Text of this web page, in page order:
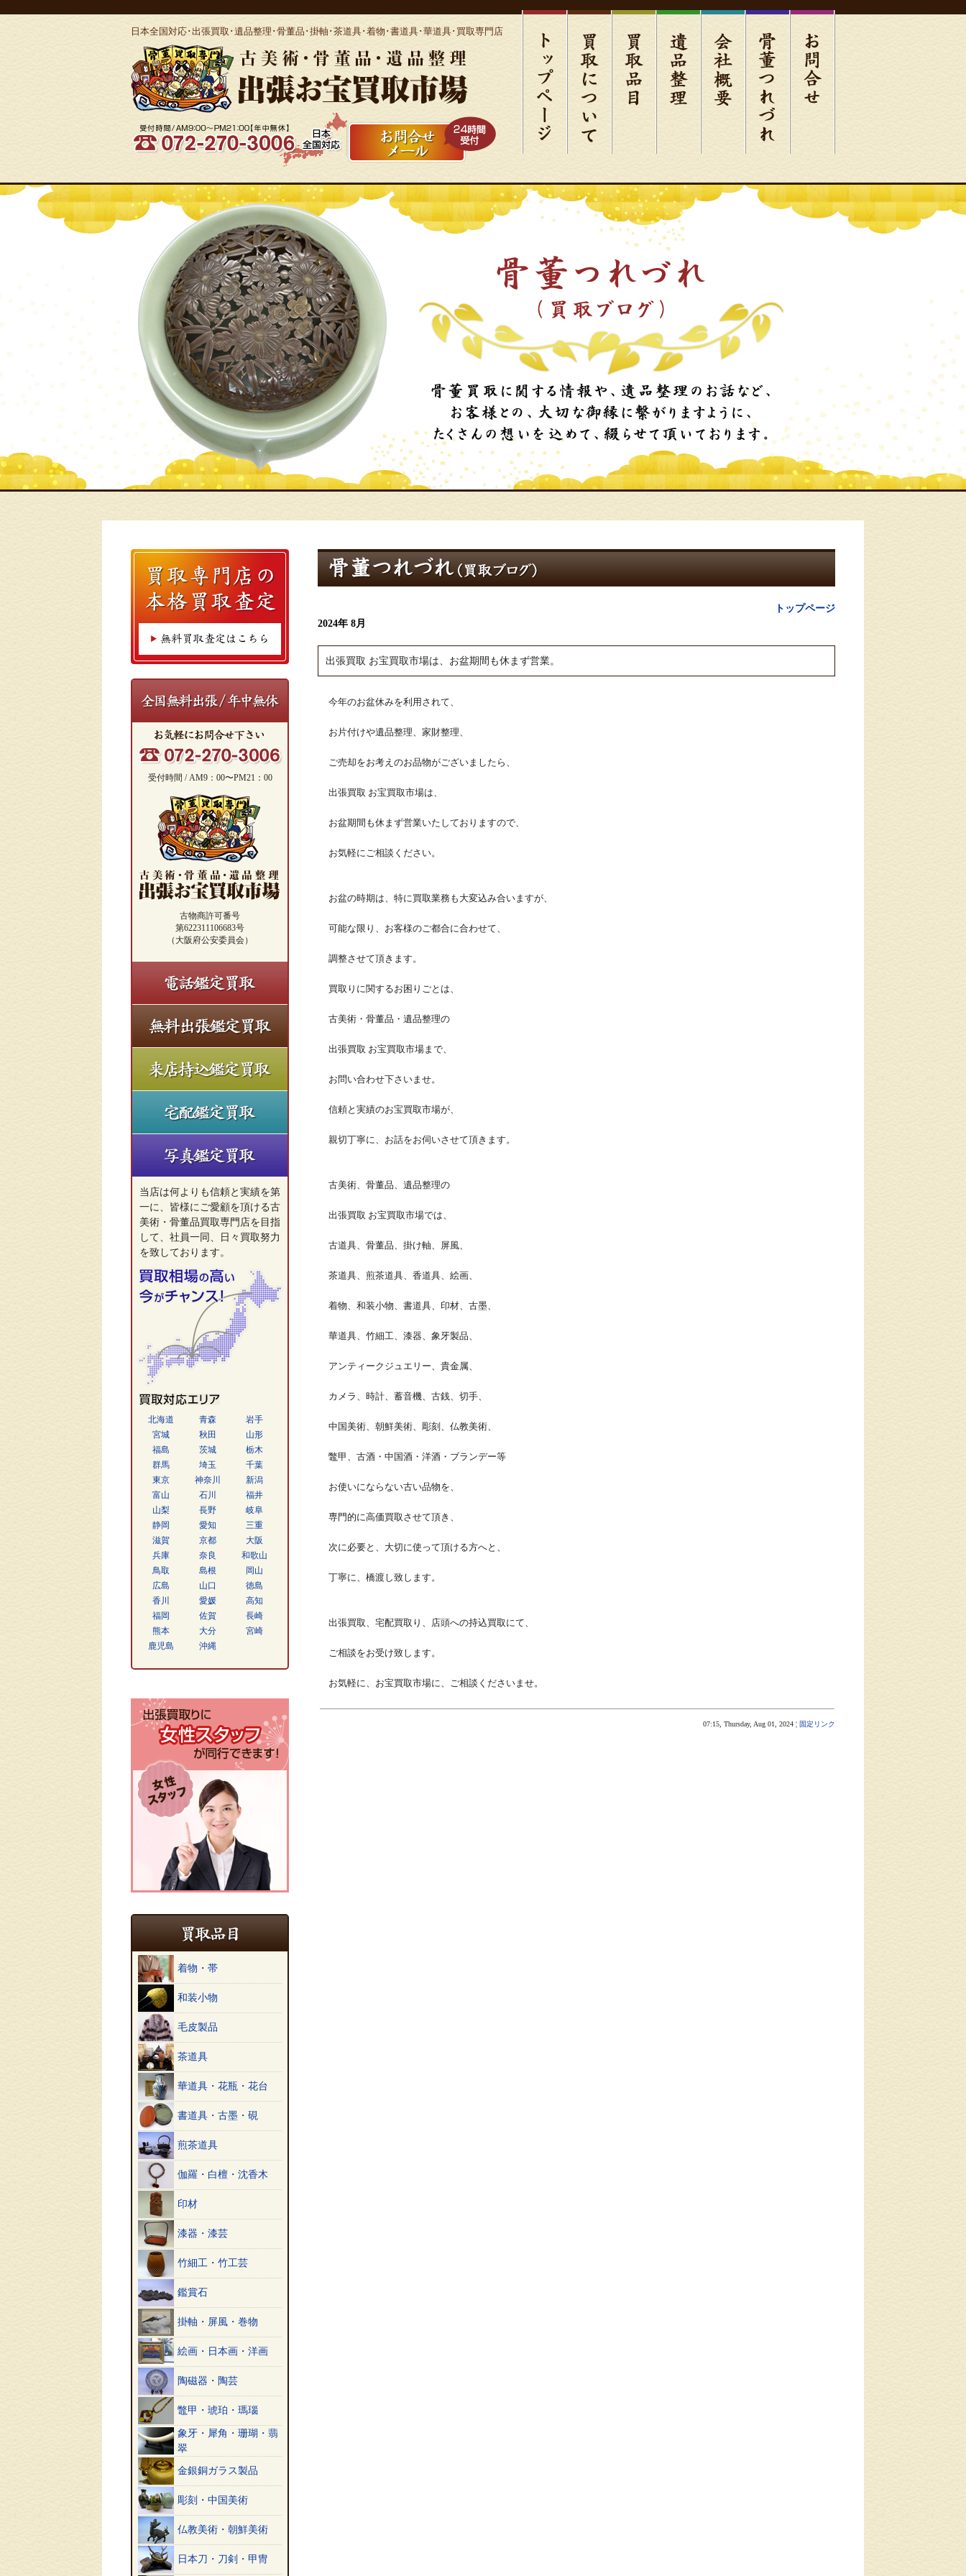
日本全国対応･出張買取･遺品整理･骨董品･掛軸･茶道具･着物･書道具･華道具･買取専門店
受付時間 / AM9：00〜PM21：00
古物商許可番号
第622311106683号
（大阪府公安委員会）
当店は何よりも信頼と実績を第
一に、皆様にご愛顧を頂ける古
美術・骨董品買取専門店を目指
して、社員一同、日々買取努力
を致しております。
北海道 青森
岩手
宮城
秋田
山形
福島
茨城
栃木
群馬
埼玉
千葉
東京
神奈川
新潟
富山
石川
福井
山梨
長野
岐阜
静岡
愛知
三重
滋賀
京都
大阪
兵庫
奈良
和歌山
鳥取
島根
岡山
広島
山口
徳島
香川
愛媛
高知
福岡
佐賀
長崎
熊本
大分
宮崎
鹿児島
沖縄
着物・帯
和装小物
毛皮製品
茶道具
華道具・花瓶・花台
書道具・古墨・硯
煎茶道具
伽羅・白檀・沈香木
印材
漆器・漆芸
竹細工・竹工芸
鑑賞石
掛軸・屏風・巻物
絵画・日本画・洋画
陶磁器・陶芸
鼈甲・琥珀・瑪瑙
象牙・犀角・珊瑚・翡
翠
金銀銅ガラス製品
彫刻・中国美術
仏教美術・朝鮮美術
日本刀・刀剣・甲冑
トップページ
2024年 8月
出張買取 お宝買取市場は、お盆期間も休まず営業。
今年のお盆休みを利用されて、
お片付けや遺品整理、家財整理、
ご売却をお考えのお品物がございましたら、
出張買取 お宝買取市場は、
お盆期間も休まず営業いたしておりますので、
お気軽にご相談ください。
お盆の時期は、特に買取業務も大変込み合いますが、
可能な限り、お客様のご都合に合わせて、
調整させて頂きます。
買取りに関するお困りごとは、
古美術・骨董品・遺品整理の
出張買取 お宝買取市場まで、
お問い合わせ下さいませ。
信頼と実績のお宝買取市場が、
親切丁寧に、お話をお伺いさせて頂きます。
古美術、骨董品、遺品整理の
出張買取 お宝買取市場では、
古道具、骨董品、掛け軸、屏風、
茶道具、煎茶道具、香道具、絵画、
着物、和装小物、書道具、印材、古墨、
華道具、竹細工、漆器、象牙製品、
アンティークジュエリー、貴金属、
カメラ、時計、蓄音機、古銭、切手、
中国美術、朝鮮美術、彫刻、仏教美術、
鼈甲、古酒・中国酒・洋酒・ブランデー等
お使いにならない古い品物を、
専門的に高価買取させて頂き、
次に必要と、大切に使って頂ける方へと、
丁寧に、橋渡し致します。
出張買取、宅配買取り、店頭への持込買取にて、
ご相談をお受け致します。
お気軽に、お宝買取市場に、ご相談くださいませ。
07:15, Thursday, Aug 01, 2024 ¦ 固定リンク